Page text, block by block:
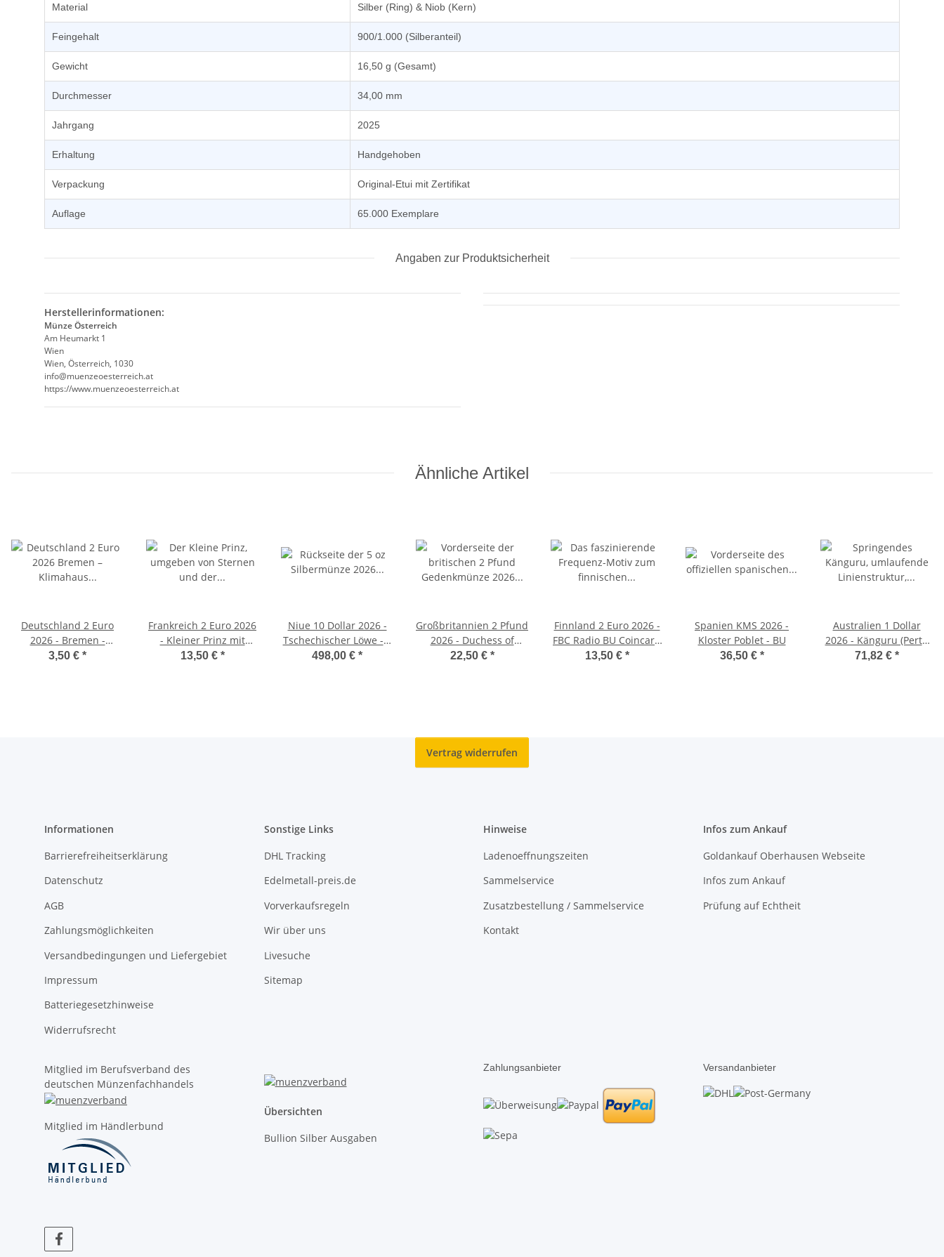
Material Silber (Ring) & Niob (Kern)
Feingehalt 900/1.000 (Silberanteil)
Gewicht 16,50 g (Gesamt)
Durchmesser 34,00 mm
Jahrgang 2025
Erhaltung Handgehoben
Verpackung Original-Etui mit Zertifikat
Auflage 65.000 Exemplare
Angaben zur Produktsicherheit
Herstellerinformationen:
Münze Österreich
Am Heumarkt 1
Wien
Wien, Österreich, 1030
info@muenzeoesterreich.at
https://www.muenzeoesterreich.at
Ähnliche Artikel
Deutschland 2 Euro
2026 - Bremen -
Klimahaus
3,50 € *
Frankreich 2 Euro 2026
- Kleiner Prinz mit
Flugzeug - BU
13,50 € *
Niue 10 Dollar 2026 -
Tschechischer Löwe - 5
oz. silber
498,00 € *
Großbritannien 2 Pfund
2026 - Duchess of
Hamilton Cu/Ni
22,50 € *
Finnland 2 Euro 2026 -
FBC Radio BU Coincard
- finnische Version
13,50 € *
Spanien KMS 2026 -
Kloster Poblet - BU
36,50 € *
Australien 1 Dollar
2026 - Känguru (Perth
Mint) 1oz
71,82 € *
Vertrag widerrufen
Informationen
Barrierefreiheitserklärung
Datenschutz
AGB
Zahlungsmöglichkeiten
Versandbedingungen und Liefergebiet
Impressum
Batteriegesetzhinweise
Widerrufsrecht
Sonstige Links
DHL Tracking
Edelmetall-preis.de
Vorverkaufsregeln
Wir über uns
Livesuche
Sitemap
Hinweise
Ladenoeffnungszeiten
Sammelservice
Zusatzbestellung / Sammelservice
Kontakt
Infos zum Ankauf
Goldankauf Oberhausen Webseite
Infos zum Ankauf
Prüfung auf Echtheit
Mitglied im Berufsverband des
deutschen Münzenfachhandels
Mitglied im Händlerbund
Übersichten
Bullion Silber Ausgaben
Zahlungsanbieter Versandanbieter